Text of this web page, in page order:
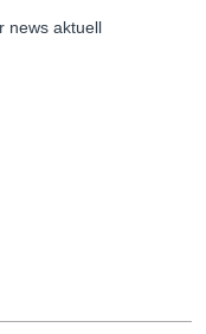
news aktuell